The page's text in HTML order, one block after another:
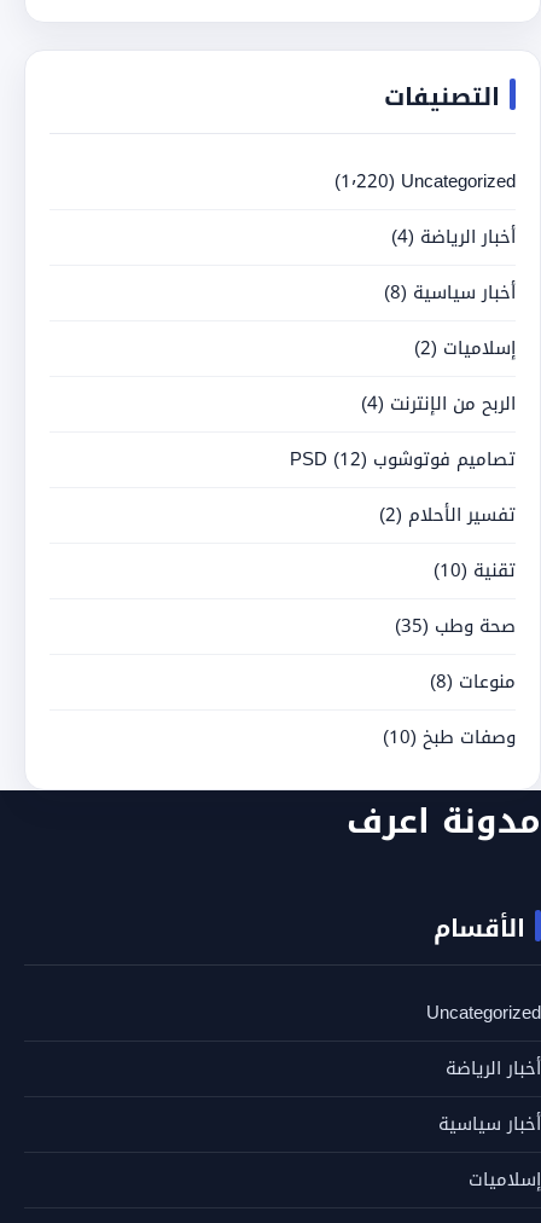
التصنيفات
Uncategorized (1٬220)
أخبار الرياضة (4)
أخبار سياسية (8)
إسلاميات (2)
الربح من الإنترنت (4)
تصاميم فوتوشوب PSD (12)
تفسير الأحلام (2)
تقنية (10)
صحة وطب (35)
منوعات (8)
وصفات طبخ (10)
مدونة اعرف
الأقسام
Uncategorized
أخبار الرياضة
أخبار سياسية
إسلاميات